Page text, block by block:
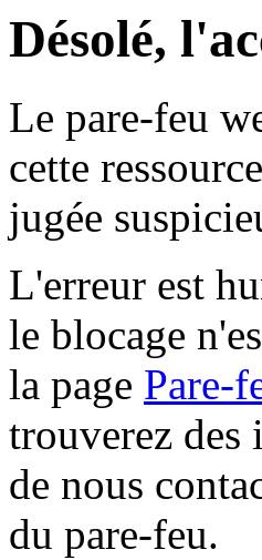
Désolé,
Le pare-feu
cette
jugée
L'erreur est
le blocage
la page Pare-
trouverez des
de nous
du pare-feu.